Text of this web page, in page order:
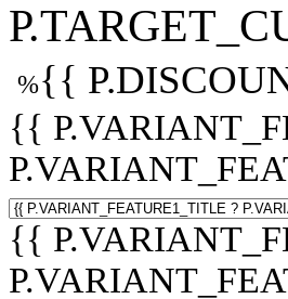
%{{
{{
{{